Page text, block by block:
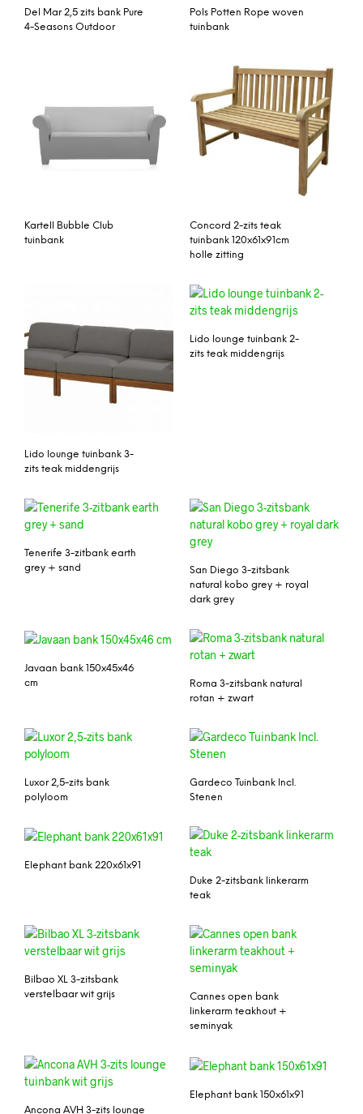
Del Mar 2,5 zits bank Pure
4-Seasons Outdoor
Pols Potten Rope woven
tuinbank
Kartell Bubble Club
tuinbank
Concord 2-zits teak
tuinbank 120x61x91cm
holle zitting
Lido lounge tuinbank 3-
zits teak middengrijs
Lido lounge tuinbank 2-
zits teak middengrijs
Tenerife 3-zitbank earth
grey + sand
San Diego 3-zitsbank
natural kobo grey + royal
dark grey
Javaan bank 150x45x46
cm
Roma 3-zitsbank natural
rotan + zwart
Luxor 2,5-zits bank
polyloom
Gardeco Tuinbank Incl.
Stenen
Elephant bank 220x61x91
Duke 2-zitsbank linkerarm
teak
Bilbao XL 3-zitsbank
verstelbaar wit grijs
Cannes open bank
linkerarm teakhout +
seminyak
Ancona AVH 3-zits lounge
Elephant bank 150x61x91